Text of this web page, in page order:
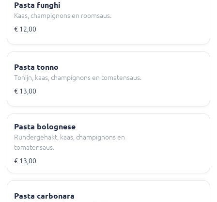
Pasta funghi
Kaas, champignons en roomsaus.
€ 12,00
Pasta tonno
Tonijn, kaas, champignons en tomatensaus.
€ 13,00
Pasta bolognese
Rundergehakt, kaas, champignons en
tomatensaus.
€ 13,00
Pasta carbonara